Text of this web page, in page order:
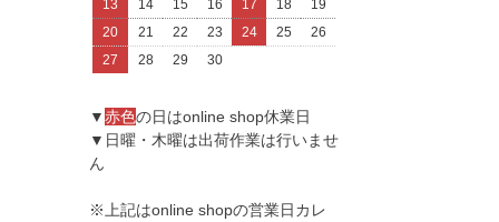
13
14 15 16 17 18
19
20
21 22 23 24 25
26
27
28 29 30
▼赤色の日はonline shop休業日
▼日曜・木曜は出荷作業は行いませ
ん
※上記はonline shopの営業日カレ